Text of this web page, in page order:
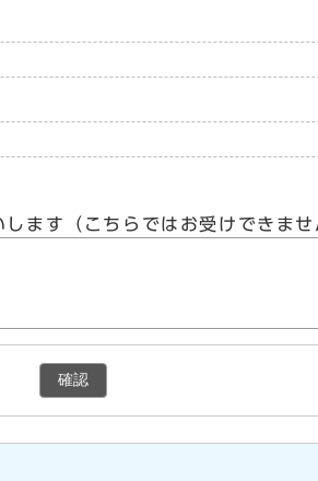
ます（こちらではお受けできま
確認